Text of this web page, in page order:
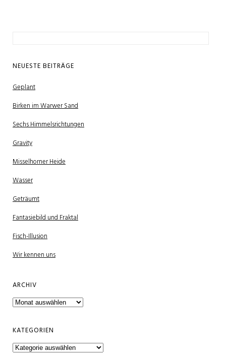
NEUESTE BEITRÄGE
Geplant
Birken im Warwer Sand
Sechs Himmelsrichtungen
Gravity
Misselhorner Heide
Wasser
Geträumt
Fantasiebild und Fraktal
Fisch-Illusion
Wir kennen uns
ARCHIV
Archiv
KATEGORIEN
Kategorien